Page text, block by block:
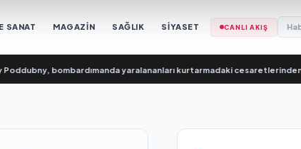
SANAT MAGAZİN SAĞLIK SİYASET CANLI AKIŞ
bombardımanda yaralananları kurtarmadaki cesaretlerinden